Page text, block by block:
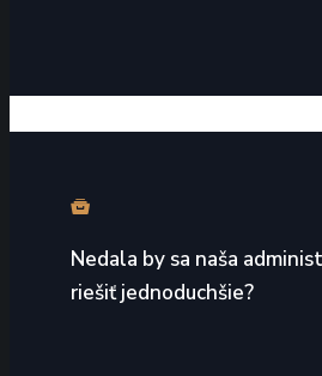
Nedala by sa naša
riešiť jednoduchšie?